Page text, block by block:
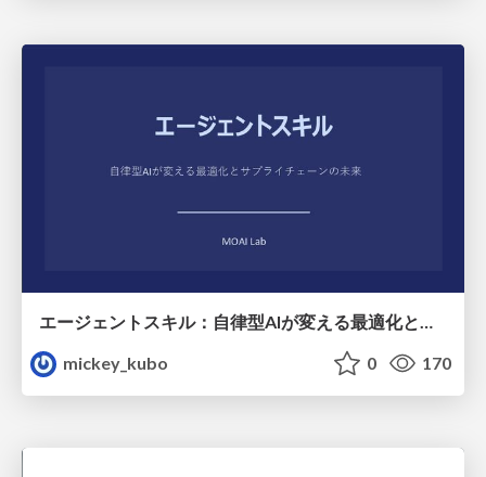
エージェントスキル：自律型AIが変える最適化とサプライチェーンの未来
mickey_kubo
0 170